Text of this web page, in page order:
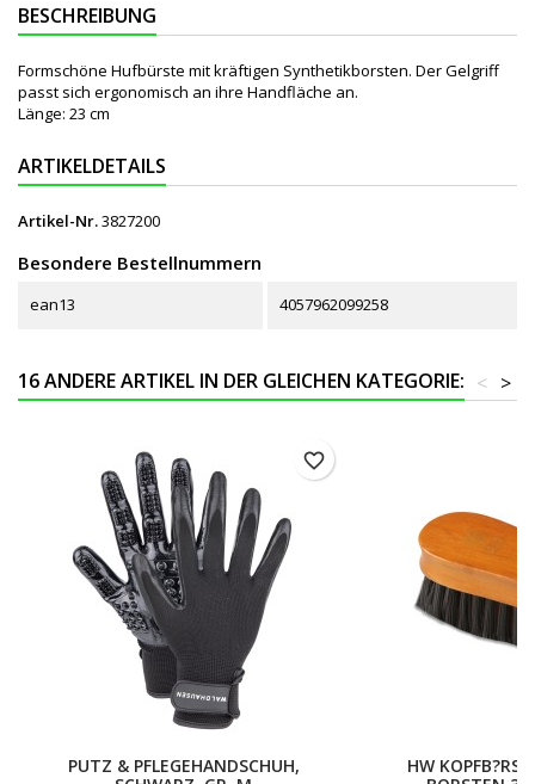
BESCHREIBUNG
Formschöne Hufbürste mit kräftigen Synthetikborsten. Der Gelgriff
passt sich ergonomisch an ihre Handfläche an.
Länge: 23 cm
ARTIKELDETAILS
Artikel-Nr.3827200
Besondere Bestellnummern
ean13 4057962099258
16 ANDERE ARTIKEL IN DER GLEICHEN KATEGORIE: >
<
PUTZ & PFLEGEHANDSCHUH,
favorite_border
HW